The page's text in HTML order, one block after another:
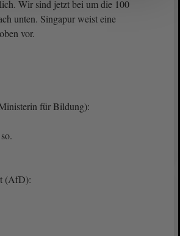
Wir sind jetzt bei um die 100
unten. Singapur weist eine
vor.
für Bildung):
(AfD):